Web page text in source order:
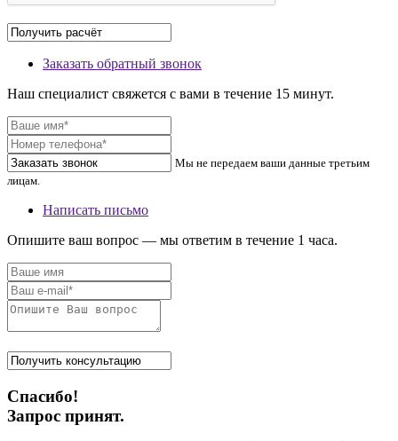
Заказать обратный звонок
Наш специалист свяжется с вами в течение 15 минут.
Мы не передаем ваши данные третьим
лицам.
Написать письмо
Опишите ваш вопрос — мы ответим в течение 1 часа.
Спасибо!
Запрос принят.